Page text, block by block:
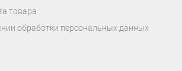
товара
обработки персональных данных